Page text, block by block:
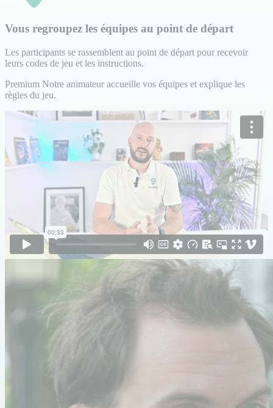
Vous regroupez les équipes au point de départ
Les participants se rassemblent au point de départ pour recevoir
leurs codes de jeu et les instructions.
Premium Notre animateur accueille vos équipes et explique les
règles du jeu.